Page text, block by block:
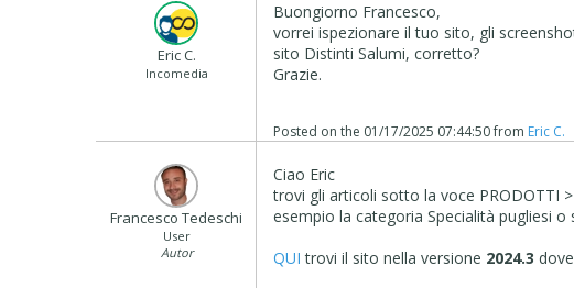
Eric C.
Incomedia
Buongiorno Francesco,
vorrei ispezionare il tuo sito, gli
sito Distinti Salumi, corretto?
Grazie.
Posted on the 01/17/2025 07:44:50from Eric C.
Francesco Tedeschi
User
Autor
Ciao Eric
trovi gli articoli sotto la voce PRODOTTI
esempio la categoria Specialità pugliesi o
QUI trovi il sito nella versione 2024.3